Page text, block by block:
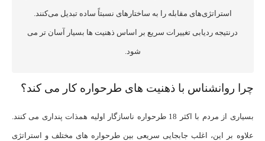
استراتژی‌های مقابله را به ساختارهای نسبتاً ساده تبدیل می‌کنند.
درنتیجه ردیابی تغییرات سریع بر اساس ذهنیت ها بسیار آسان تر می
شود.
چرا روانشناس با ذهنیت های طرحواره کار می کند؟
بسیاری از مردم با اکثر 18 طرحواره ناسازگار اولیه همذات پنداری می کنند.
علاوه بر این، اغلب جابجایی سریعی بین طرحواره های مختلف و استراتژی